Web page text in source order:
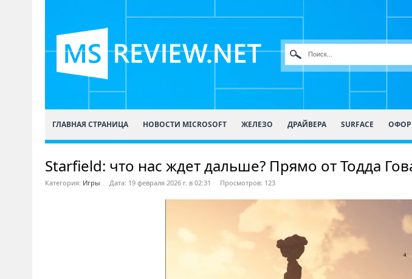
ГЛАВНАЯ СТРАНИЦА НОВОСТИ MICROSOFT ЖЕЛЕЗО ДРАЙВЕРА SURFACE
Starfield: что нас ждет дальше? Прямо от Тодда
Категория: Игры Дата: 19 февраля 2026 г. в 02:31 Просмотров: 123